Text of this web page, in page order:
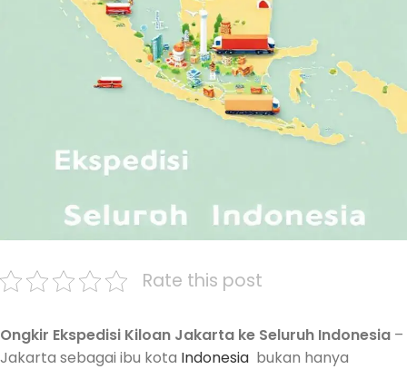
Rate this post
Ongkir Ekspedisi Kiloan Jakarta ke Seluruh Indonesia –
Jakarta sebagai ibu kota Indonesia bukan hanya